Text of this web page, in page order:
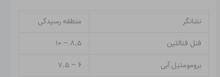
نشانگر
منطقه رسیدگی
فنل فتالئین
۸.۵ – ۱۰
برومومتیل آبی
۶ – ۷.۵